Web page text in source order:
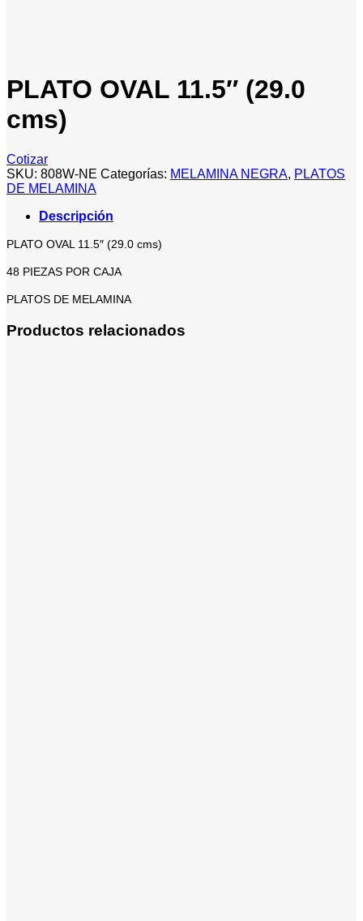
PLATO OVAL 11.5″ (29.0
cms)
Cotizar
SKU: 808W-NE Categorías: MELAMINA NEGRA, PLATOS
DE MELAMINA
Descripción
PLATO OVAL 11.5″ (29.0 cms)
48 PIEZAS POR CAJA
PLATOS DE MELAMINA
Productos relacionados